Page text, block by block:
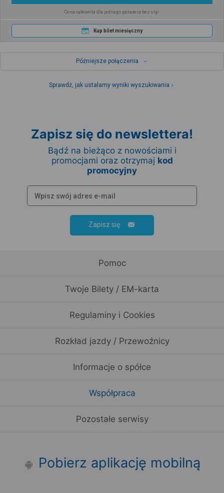
Cena całkowita dla jednego pasażera bez ulgi
Kup bilet miesięczny
Późniejsze połączenia
Sprawdź, jak ustalamy wyniki wyszukiwania
Zapisz się do newslettera!
Bądź na bieżąco z nowościami i
promocjami oraz otrzymaj kod
promocyjny
Zapisz się
Pomoc
Twoje Bilety / EM-karta
Regulaminy i Cookies
Rozkład jazdy / Przewoźnicy
Informacje o spółce
Współpraca
Pozostałe serwisy
Pobierz aplikację mobilną